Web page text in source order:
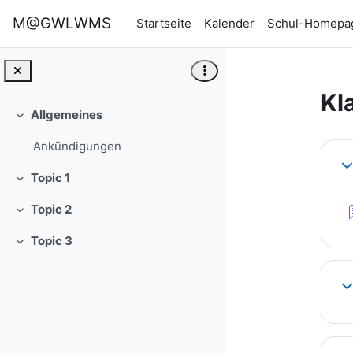
M@GWLWMS Startseite Kalender Schul-
Einklappen
Allgemeines
Ankündigungen
Einklappen
Topic 1
Einklappen
Topic 2
Einklappen
Topic 3